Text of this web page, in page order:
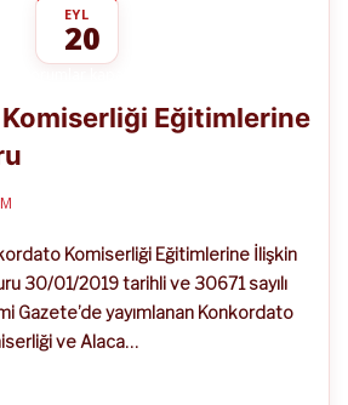
EYL
20
Eğitimlerine
Eğitimlerine
Komiserliği Eğitimlerine İlişkin
30/01/2019 tarihli ve 30671 sayılı
Gazete’de yayımlanan Konkordato
ve Alaca…